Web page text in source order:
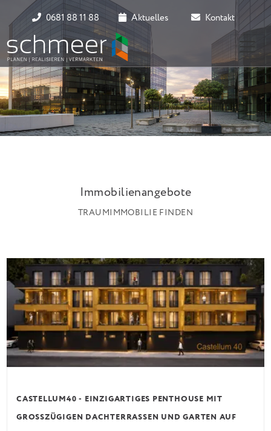
0681 88 11 88 Aktuelles Kontakt
Immobilienangebote
TRAUMIMMOBILIE FINDEN
CASTELLUM40 - EINZIGARTIGES PENTHOUSE MIT
GROSSZÜGIGEN DACHTERRASSEN UND GARTEN AUF G